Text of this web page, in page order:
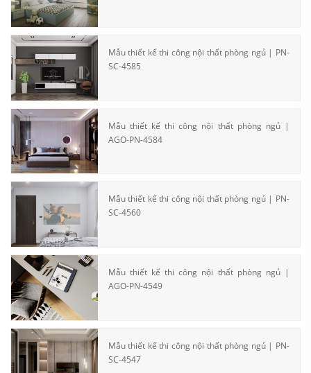
Mẫu thiết kế thi công nội thất phòng ngủ | PN-
SC-4585
Mẫu thiết kế thi công nội thất phòng ngủ |
AGO-PN-4584
Mẫu thiết kế thi công nội thất phòng ngủ | PN-
SC-4560
Mẫu thiết kế thi công nội thất phòng ngủ |
AGO-PN-4549
Mẫu thiết kế thi công nội thất phòng ngủ | PN-
SC-4547